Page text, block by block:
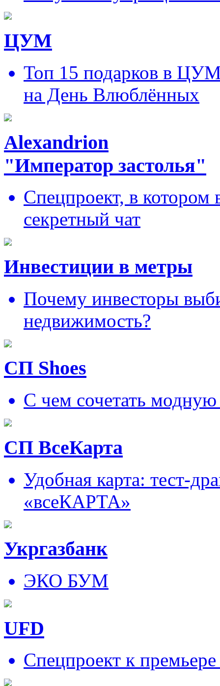
ЦУМ
Топ 15 подарков в
на День Влюблённых
Alexandrion
"Император застолья"
Спецпроект, в котором
секретный чат
Инвестиции в метры
Почему инвесторы
недвижимость?
СП Shoes
С чем сочетать модную
СП ВсеКарта
Удобная карта: тест-
«всеКАРТА»
Укргазбанк
ЭКО БУМ
UFD
Спецпроект к